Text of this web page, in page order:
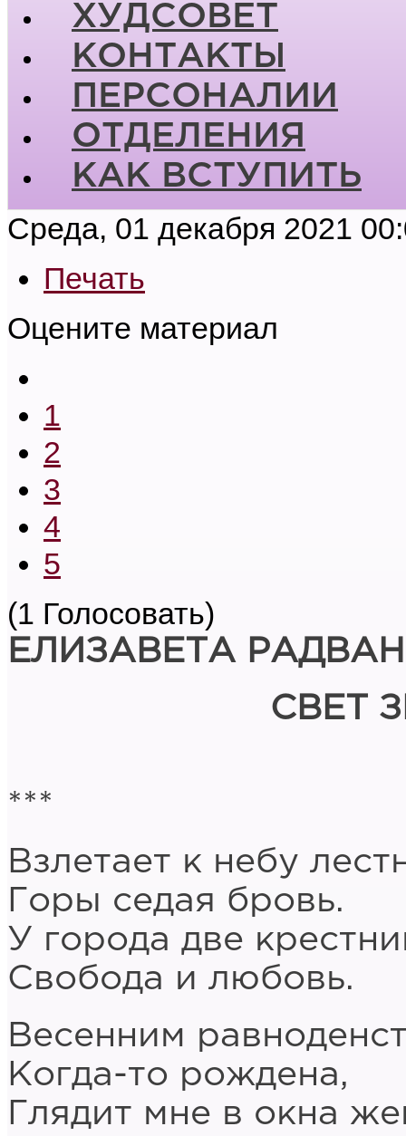
ХУДСОВЕТ
КОНТАКТЫ
ПЕРСОНАЛИИ
ОТДЕЛЕНИЯ
КАК ВСТУПИТЬ
Среда, 01 декабря 2021
Печать
Оцените материал
1
2
3
4
5
(1 Голосовать)
ЕЛИЗАВЕТА
СВЕТ
***
Взлетает к небу
Горы седая бровь.
У города две
Свобода и любовь.
Весенним
Когда-то рождена,
Глядит мне в окна